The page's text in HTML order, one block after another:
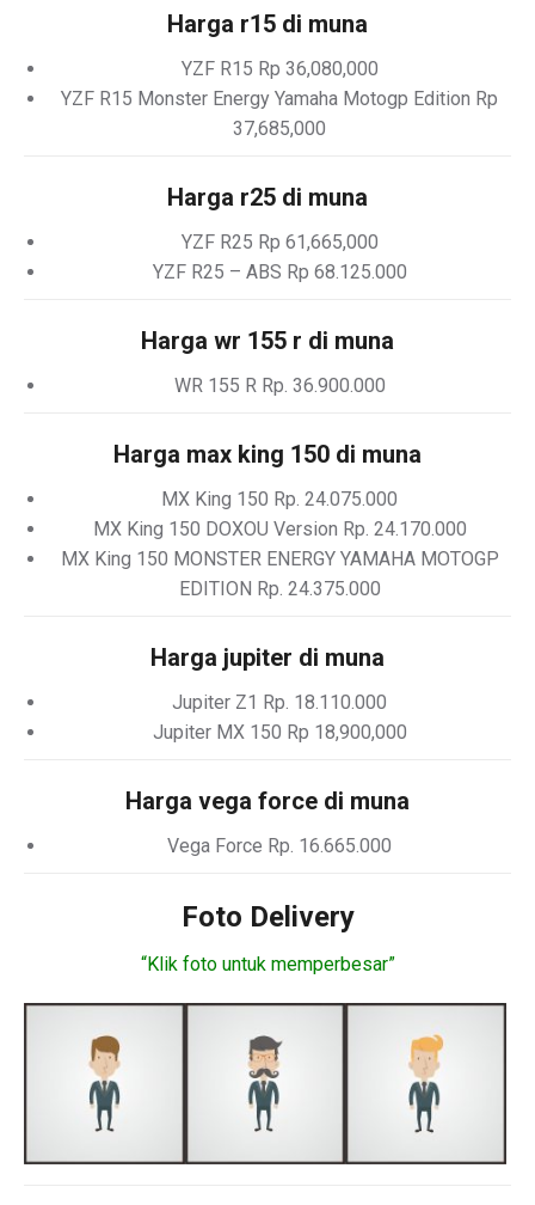
Harga r15 di muna
YZF R15 Rp 36,080,000
YZF R15 Monster Energy Yamaha Motogp Edition Rp
37,685,000
Harga r25 di muna
YZF R25 Rp 61,665,000
YZF R25 – ABS Rp 68.125.000
Harga wr 155 r di muna
WR 155 R Rp. 36.900.000
Harga max king 150 di muna
MX King 150 Rp. 24.075.000
MX King 150 DOXOU Version Rp. 24.170.000
MX King 150 MONSTER ENERGY YAMAHA MOTOGP
EDITION Rp. 24.375.000
Harga jupiter di muna
Jupiter Z1 Rp. 18.110.000
Jupiter MX 150 Rp 18,900,000
Harga vega force di muna
Vega Force Rp. 16.665.000
Foto Delivery
“Klik foto untuk memperbesar”